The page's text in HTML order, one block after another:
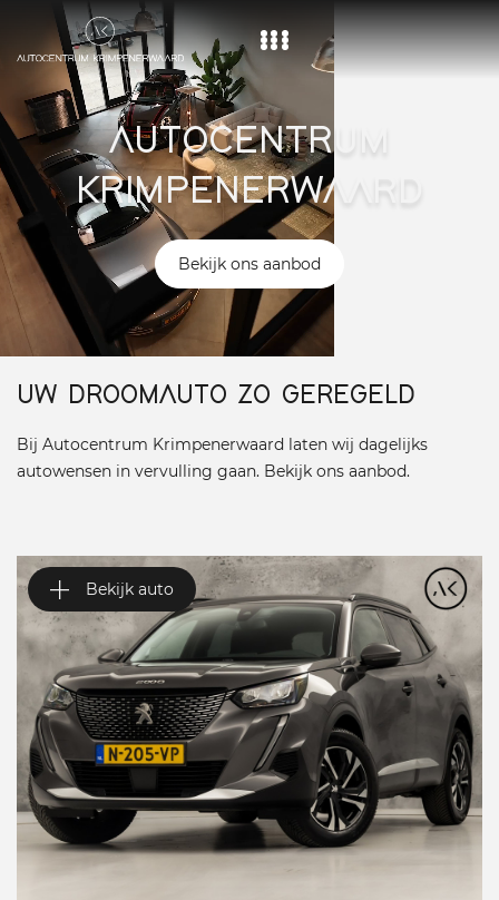
Home
Aanbod
Diensten
Over ons
Vacature
Contact
AUTOCENTRUM
KRIMPENERWAARD
Bekijk ons aanbod
UW DROOMAUTO ZO GEREGELD
Bij Autocentrum Krimpenerwaard laten wij dagelijks
autowensen in vervulling gaan. Bekijk ons aanbod.
Bekijk auto